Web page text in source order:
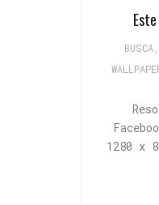
BUSCA
1280 x